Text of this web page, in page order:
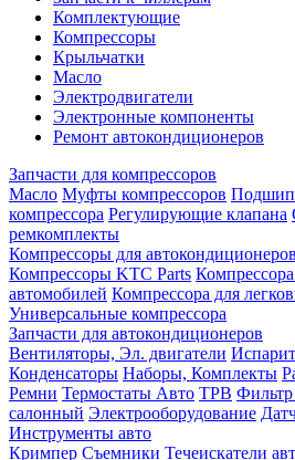
Комплектующие
Компрессоры
Крыльчатки
Масло
Электродвигатели
Электронные компоненты
Ремонт автокондиционеров
Запчасти для компрессоров
Масло Муфты компрессоров
компрессора Регулирующие клапана
ремкомплекты
Компрессоры для автокондиционеров
Компрессоры KTC Parts
автомобилей Компрессора для
Универсальные компрессора
Запчасти для автокондиционеров
Вентиляторы, Эл. двигатели
Конденсаторы Наборы, Комплекты
Ремни Термостаты Авто ТРВ
салонный Электрооборудование
Инструменты авто
Кримпер Съемники Течеискатели